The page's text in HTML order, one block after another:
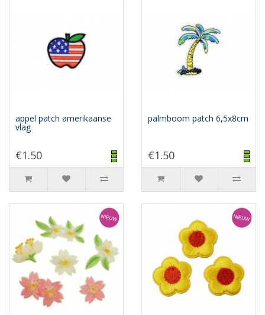
appel patch amerikaanse
vlag
€1.50
palmboom patch 6,5x8cm
€1.50